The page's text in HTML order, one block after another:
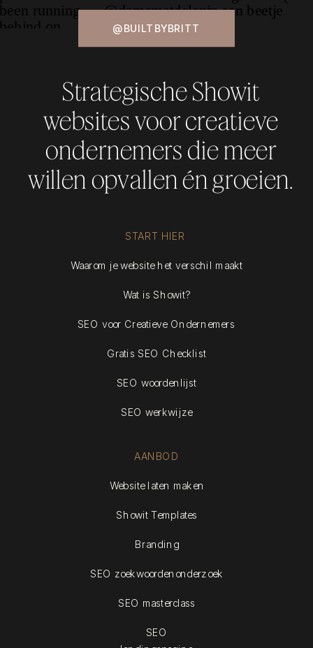
Website laten maken
SEO zoekwoordenonderzoek
SEO masterclass
Showit Templates
Branding
START HIER
Strategische Showit
websites voor creatieve
ondernemers die meer
willen opvallen én groeien.
@BUILTBYBRITT
AANBOD
Waarom je website het verschil maakt
Gratis SEO Checklist
Wat is Showit?
SEO voor Creatieve Ondernemers
SEO woordenlijst
SEO
SEO werkwijze